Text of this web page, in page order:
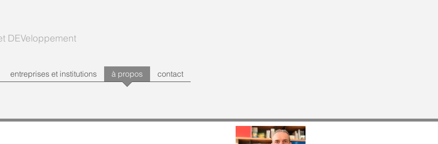
DEVeloppement
entreprises et institutions à propos contact